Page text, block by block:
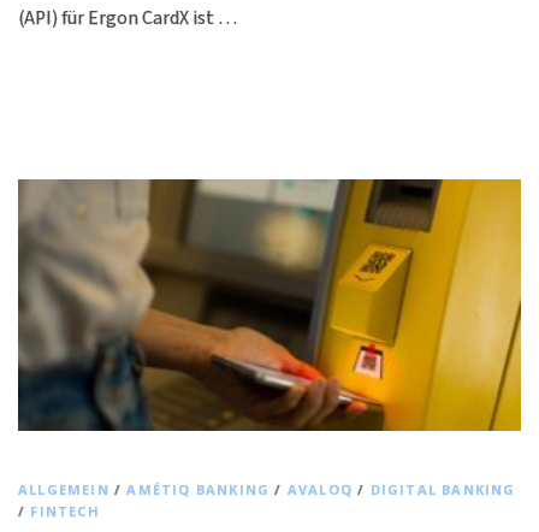
(API) für Ergon CardX ist …
ALLGEMEIN /AMÉTIQ BANKING / AVALOQ / DIGITAL BANKING
/ FINTECH